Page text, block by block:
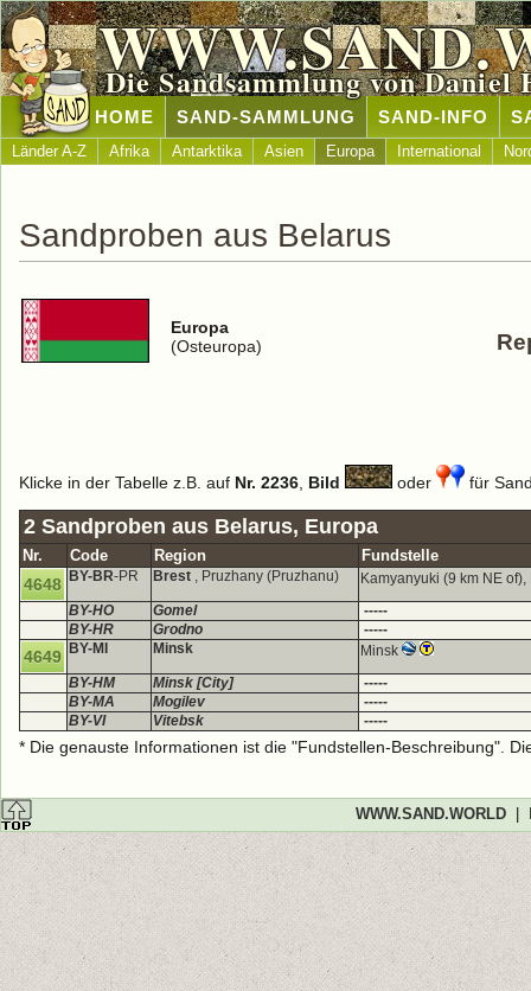
Die Sandsammlung von Daniel
HOME SAND-SAMMLUNG SAND-INFO
Länder A-Z Afrika Antarktika Asien Europa International
Sandproben aus Belarus
Europa
(Osteuropa)
Klicke in der Tabelle z.B. auf Nr. 2236 Bild oder für
2 Sandproben aus Belarus, Europa
Nr. Code Region Fundstelle
4648 BY-BR-PR Brest , Pruzhany (Pruzhanu)
Kamyanyuki (9 km NE
BY-HO
Gomel
-----
BY-HR
Grodno -----
4649 BY-MI Minsk
Minsk
BY-HM
Minsk [City]
-----
BY-MA
Mogilev
-----
BY-VI
Vitebsk -----
* Die genauste Informationen ist die "Fundstellen-Beschreibung".
WWW.SAND.WORLD|